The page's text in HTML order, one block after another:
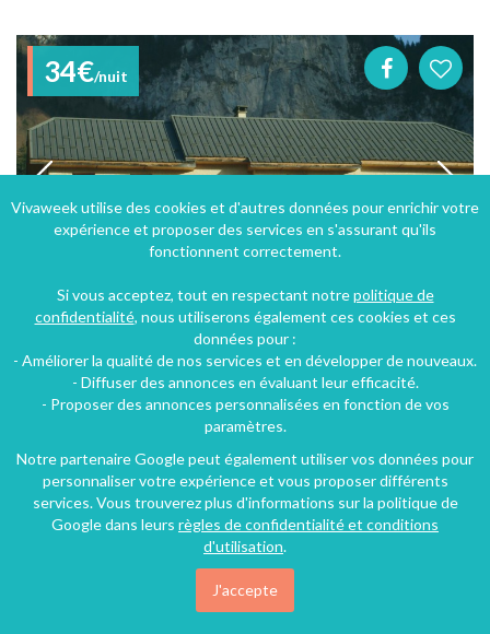
34€/nuit
La Plagne (33 km), Savoie, Rhône-Alpes, Auvergne-Rhône-Alpes, France
Vivaweek utilise des cookies et d'autres données pour enrichir votre
expérience et proposer des services en s'assurant qu'ils
fonctionnent correctement.
Si vous acceptez, tout en respectant notrepolitique de
confidentialité, nous utiliserons également ces cookies et ces
données pour :
- Améliorer la qualité de nos services et en développer de nouveaux.
- Diffuser des annonces en évaluant leur efficacité.
- Proposer des annonces personnalisées en fonction de vos
paramètres.
Notre partenaire Google peut également utiliser vos données pour
personnaliser votre expérience et vous proposer différents
services. Vous trouverez plus d'informations sur la politique de
Google dans leurs règles de confidentialité et conditions
d'utilisation.
J'accepte